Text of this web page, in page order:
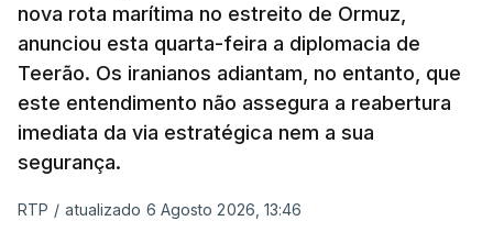
território de Gaza que Israel controla e a cerca
de 1,5 quilómetros da fronteira com Israel.
Permite, desta forma, uma extração rápida em
caso de ataque.
Segundo um funcionário do Conselho de Paz, a
organização está na “fase final de preparação de
nova rota marítima no estreito de Ormuz,
anunciou esta quarta-feira a diplomacia de
Teerão. Os iranianos adiantam, no entanto, que
este entendimento não assegura a reabertura
imediata da via estratégica nem a sua
segurança.
RTP / atualizado 6 Agosto 2026, 13:46